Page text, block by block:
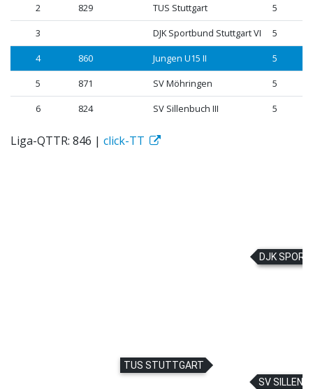
2
829 TUS Stuttgart
5
3
DJK Sportbund Stuttgart VI
5
4
860 Jungen U15 II
5
5
871 SV Möhringen
5
6
824 SV Sillenbuch III 5
Liga-QTTR: 846 | click-TT
TUS STUTTGART
SV
DJK
DJK